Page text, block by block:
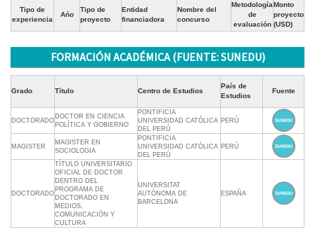
Tipo de
experiencia
Ańo
Tipo de
proyecto
Entidad
financiadora
Nombre del
concurso
Metodología
de
evaluación
Monto
proyecto
(USD)
FORMACIÓN ACADÉMICA (FUENTE: SUNEDU)
Grado Título Centro de Estudios
País de
Estudios
Fuente
DOCTORADO
DOCTOR EN CIENCIA
POLÍTICA Y GOBIERNO
PONTIFICIA
UNIVERSIDAD CATÓLICA
DEL PERÚ
PERÚ
MAGISTER
MAGISTER EN
SOCIOLOGIA
PONTIFICIA
UNIVERSIDAD CATÓLICA
DEL PERÚ
PERÚ
DOCTORADO
TÍTULO UNIVERSITARIO
OFICIAL DE DOCTOR
DENTRO DEL
PROGRAMA DE
DOCTORADO EN
MEDIOS,
COMUNICACIÓN Y
CULTURA
UNIVERSITAT
AUTÒNOMA DE
BARCELONA
ESPAÑA